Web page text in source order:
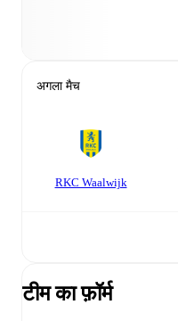
अगला मैच
RKC Waalwijk
टीम का फ़ॉर्म